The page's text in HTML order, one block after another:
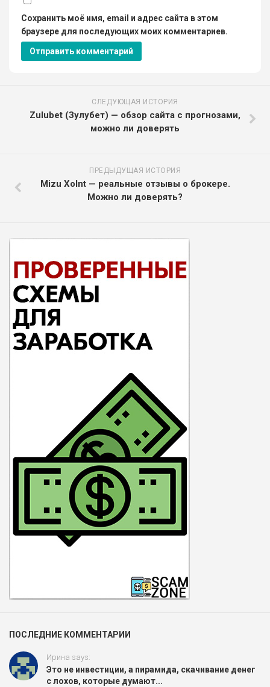
Сохранить моё имя, email и адрес сайта в этом
браузере для последующих моих комментариев.
СЛЕДУЮЩАЯ ИСТОРИЯ
Zulubet (Зулубет) — обзор сайта с прогнозами,
можно ли доверять
ПРЕДЫДУЩАЯ ИСТОРИЯ
Mizu Xolnt — реальные отзывы о брокере.
Можно ли доверять?
ПОСЛЕДНИЕ КОММЕНТАРИИ
Ирина says:
Это не инвестиции, а пирамида, скачивание денег
с лохов, которые думают...